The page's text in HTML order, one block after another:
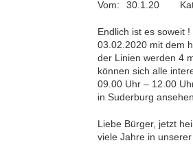
Vom: 30.1.20
Endlich ist es soweit
03.02.2020 mit dem
der Linien werden 4
können sich alle
09.00 Uhr – 12.00
in Suderburg
Liebe Bürger, jetzt
viele Jahre in